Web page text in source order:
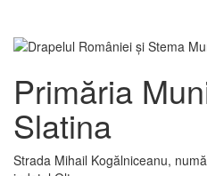
Primăria
Slatina
Strada Mihail Kogălniceanu,